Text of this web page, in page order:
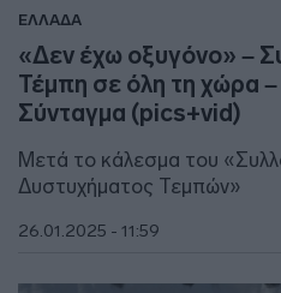
ΕΛΛΑΔΑ
«Δεν έχω οξυγόνο» –
Τέμπη σε όλη τη χώρα
Σύνταγμα (pics+vid)
Μετά το κάλεσμα του
Δυστυχήματος Τεμπών»
26.01.2025 - 11:59